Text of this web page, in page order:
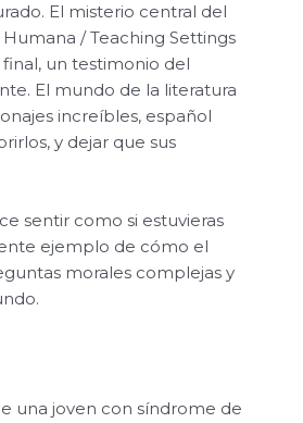
El misterio central del
/ Teaching Settings
un testimonio del
El mundo de la literatura
increíbles, español
y dejar que sus
sentir como si estuvieras
ejemplo de cómo el
morales complejas y
una joven con síndrome de